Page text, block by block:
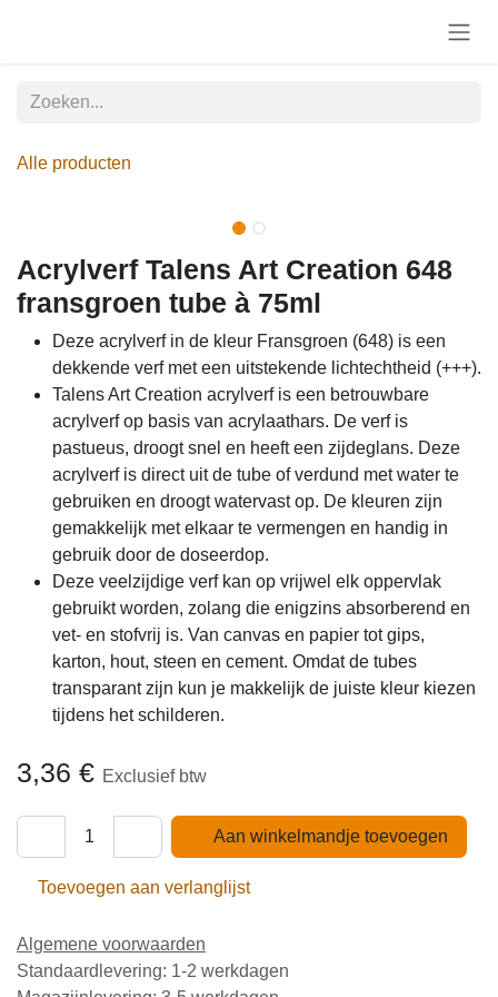
Alle producten
Acrylverf Talens Art Creation 648
fransgroen tube à 75ml
Deze acrylverf in de kleur Fransgroen (648) is een
dekkende verf met een uitstekende lichtechtheid (+++).
Talens Art Creation acrylverf is een betrouwbare
acrylverf op basis van acrylaathars. De verf is
pastueus, droogt snel en heeft een zijdeglans. Deze
acrylverf is direct uit de tube of verdund met water te
gebruiken en droogt watervast op. De kleuren zijn
gemakkelijk met elkaar te vermengen en handig in
gebruik door de doseerdop.
Deze veelzijdige verf kan op vrijwel elk oppervlak
gebruikt worden, zolang die enigzins absorberend en
vet- en stofvrij is. Van canvas en papier tot gips,
karton, hout, steen en cement. Omdat de tubes
transparant zijn kun je makkelijk de juiste kleur kiezen
tijdens het schilderen.
3,36 € Exclusief btw
Aan winkelmandje toevoegen
Toevoegen aan verlanglijst
Algemene voorwaarden
Standaardlevering: 1-2 werkdagen